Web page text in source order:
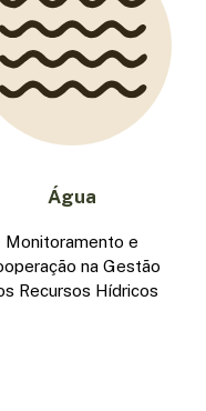
Água
Monitoramento e
na Gestão
Recursos Hídricos